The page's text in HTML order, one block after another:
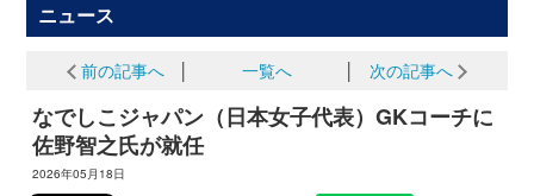
ニュース
前の記事へ 一覧へ 次の記事へ
なでしこジャパン（日本女子代表）GKコーチに
佐野智之氏が就任
2026年05月18日